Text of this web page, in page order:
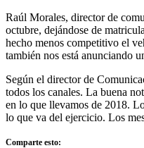
Raúl Morales, director de
octubre, dejándose de
hecho menos competitivo el
también nos está anunciando
Según el director de
todos los canales. La buena
en lo que llevamos de 2018.
lo que va del ejercicio. Los
Comparte esto: